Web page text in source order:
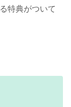
特典がついて